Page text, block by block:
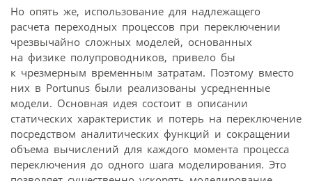
Но опять же, использование для надлежащего
расчета переходных процессов при переключении
чрезвычайно сложных моделей, основанных
на физике полупроводников, привело бы
к чрезмерным временным затратам. Поэтому вместо
них в Portunus были реализованы усредненные
модели. Основная идея состоит в описании
статических характеристик и потерь на переключение
посредством аналитических функций и сокращении
объема вычислений для каждого момента процесса
переключения до одного шага моделирования. Это